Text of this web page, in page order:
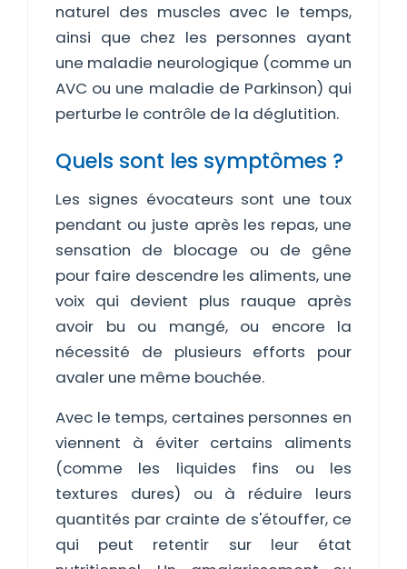
naturel des muscles avec le temps,
ainsi que chez les personnes ayant
une maladie neurologique (comme un
AVC ou une maladie de Parkinson) qui
perturbe le contrôle de la déglutition.
Quels sont les symptômes ?
Les signes évocateurs sont une toux
pendant ou juste après les repas, une
sensation de blocage ou de gêne
pour faire descendre les aliments, une
voix qui devient plus rauque après
avoir bu ou mangé, ou encore la
nécessité de plusieurs efforts pour
avaler une même bouchée.
Avec le temps, certaines personnes en
viennent à éviter certains aliments
(comme les liquides fins ou les
textures dures) ou à réduire leurs
quantités par crainte de s'étouffer, ce
qui peut retentir sur leur état